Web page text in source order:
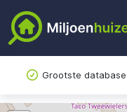
Grootste